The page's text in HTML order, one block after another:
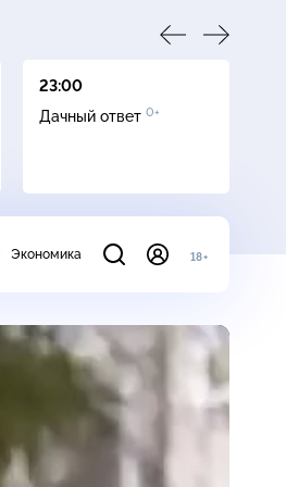
23:00
Дачный ответ 0+
Экономика 18+